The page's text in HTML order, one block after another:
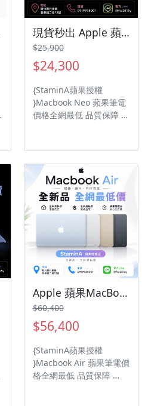
實力。 8GB 統一記憶體、
512GB SSD 儲存裝置、含
Touch ID 的巧控鍵盤。現貨秒出 Apple 蘋果MacBook Neo 13吋 6CPU / 5GPU 8GB 記憶體 512GB /macbookneo/Macbookneo
$25,900
$24,300
{StaminA蘋果授權
}Macbook Neo 蘋果筆電
價格全網最低 品質保障
有同色系鍵盤，完美呈現
整體風格。 配備 A18 Pro
晶片的 MacBook Neo 就
為你啟動所需的效能和 AI
實力。 8GB 統一記憶體、
512GB SSD 儲存裝置、含
Touch ID 的巧控鍵盤。
Apple 蘋果MacBook Air 15吋 10CPU /10GPU 16GB記憶體 1TB /macbookair/Macbookair
$60,400
$56,400
{StaminA蘋果授權
}Macbook Air 蘋果筆電價
格全網最低 品質保障